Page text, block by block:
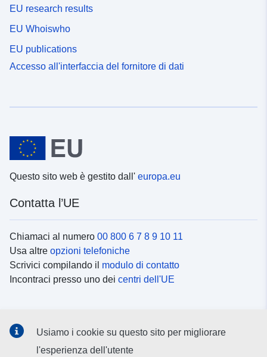
EU research results
EU Whoiswho
EU publications
Accesso all'interfaccia del fornitore di dati
Questo sito web è gestito dall' europa.eu
Contatta l’UE
Chiamaci al numero 00 800 6 7 8 9 10 11
Usa altre opzioni telefoniche
Scrivici compilando il modulo di contatto
Incontraci presso uno dei centri dell'UE
Cerca icanali social
Usiamo i cookie su questo sito per migliorare
l'esperienza dell'utente